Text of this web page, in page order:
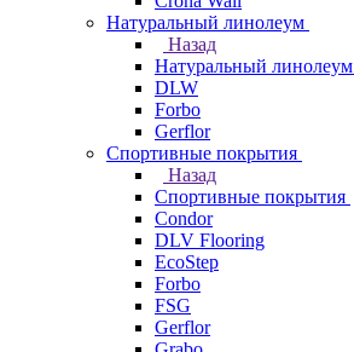
Натуральный линолеум
Назад
Натуральный линолеум
DLW
Forbo
Gerflor
Спортивные покрытия
Назад
Спортивные покрытия
Condor
DLV Flooring
EcoStep
Forbo
FSG
Gerflor